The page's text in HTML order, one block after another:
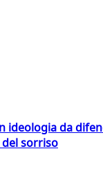
ideologia da
del sorriso